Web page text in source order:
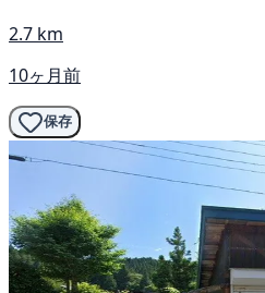
2.7 km
10ヶ月前
保存